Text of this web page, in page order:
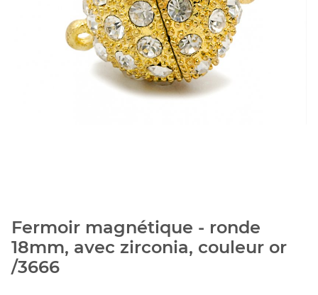
Fermoir magnétique - ronde
18mm, avec zirconia, couleur or
/3666